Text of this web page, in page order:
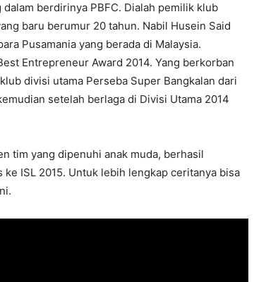
berdirinya PBFC. Dialah pemilik klub
baru berumur 20 tahun. Nabil Husein Said
Pusamania yang berada di Malaysia.
Entrepreneur Award 2014. Yang berkorban
divisi utama Perseba Super Bangkalan dari
setelah berlaga di Divisi Utama 2014
tim yang dipenuhi anak muda, berhasil
ISL 2015. Untuk lebih lengkap ceritanya bisa